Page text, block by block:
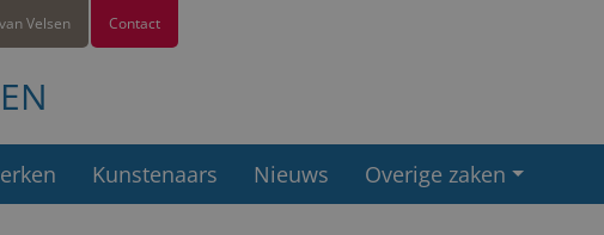
Contact
Velsen
Kunstenaars Nieuws Overige zaken